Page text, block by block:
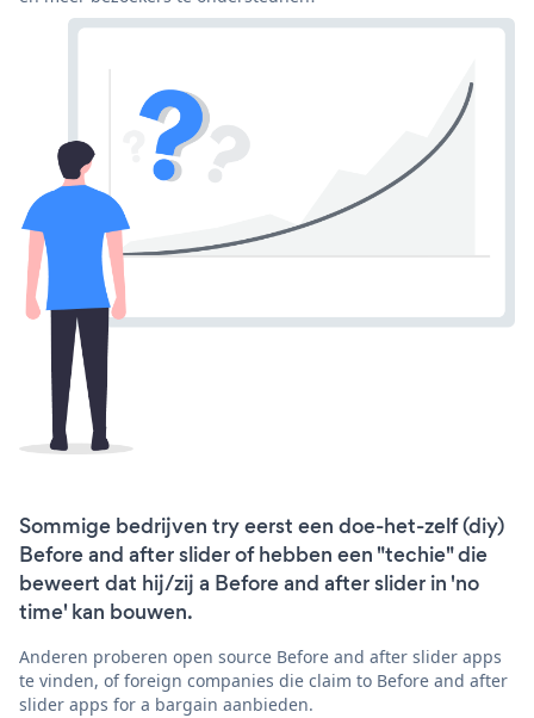
Sommige bedrijven try eerst een doe-het-zelf (diy)
Before and after slider of hebben een "techie" die
beweert dat hij/zij a Before and after slider in 'no
time' kan bouwen.
Anderen proberen open source Before and after slider apps
te vinden, of foreign companies die claim to Before and after
slider apps for a bargain aanbieden.